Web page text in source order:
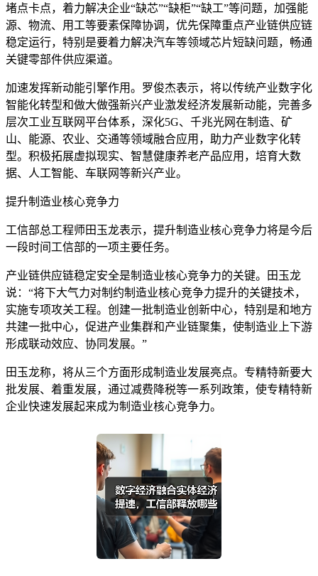
堵点卡点，着力解决企业“缺芯”“缺柜”“缺工”等问题，加强能
源、物流、用工等要素保障协调，优先保障重点产业链供应链
稳定运行，特别是要着力解决汽车等领域芯片短缺问题，畅通
关键零部件供应渠道。
加速发挥新动能引擎作用。罗俊杰表示，将以传统产业数字化
智能化转型和做大做强新兴产业激发经济发展新动能，完善多
层次工业互联网平台体系，深化5G、千兆光网在制造、矿
山、能源、农业、交通等领域融合应用，助力产业数字化转
型。积极拓展虚拟现实、智慧健康养老产品应用，培育大数
据、人工智能、车联网等新兴产业。
提升制造业核心竞争力
工信部总工程师田玉龙表示，提升制造业核心竞争力将是今后
一段时间工信部的一项主要任务。
产业链供应链稳定安全是制造业核心竞争力的关键。田玉龙
说：“将下大气力对制约制造业核心竞争力提升的关键技术，
实施专项攻关工程。创建一批制造业创新中心，特别是和地方
共建一批中心，促进产业集群和产业链聚集，使制造业上下游
形成联动效应、协同发展。”
田玉龙称，将从三个方面形成制造业发展亮点。专精特新要大
批发展、着重发展，通过减费降税等一系列政策，使专精特新
企业快速发展起来成为制造业核心竞争力。